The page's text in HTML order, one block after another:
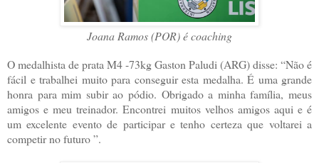
Joana Ramos (POR) é coaching
O medalhista de prata M4 -73kg Gaston Paludi (ARG) disse: “Não é
fácil e trabalhei muito para conseguir esta medalha. É uma grande
honra para mim subir ao pódio. Obrigado a minha família, meus
amigos e meu treinador. Encontrei muitos velhos amigos aqui e é
um excelente evento de participar e tenho certeza que voltarei a
competir no futuro ”.